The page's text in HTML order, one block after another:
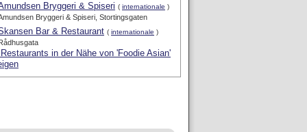
Bryggeri & Spiseri ( internationale )
Bryggeri & Spiseri, Stortingsgaten
Bar & Restaurant ( internationale )
in der Nähe von 'Foodie Asian'